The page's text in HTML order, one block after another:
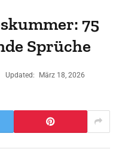
75
Sprüche
Updated:
März 18, 2026